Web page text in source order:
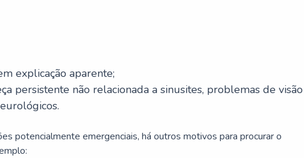
explicação aparente;
persistente não relacionada a sinusites, problemas de visão
potencialmente emergenciais, há outros motivos para procurar o